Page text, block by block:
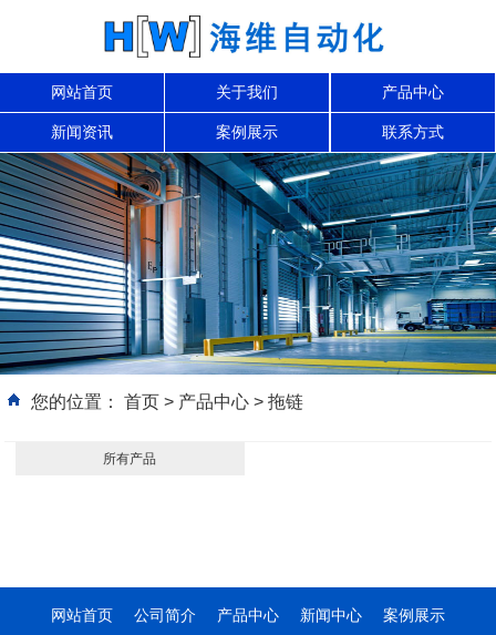
网站首页 关于我们 产品中心
新闻资讯 案例展示 联系方式
您的位置：首页 > 产品中心 >拖链
所有产品
网站首页 公司简介 产品中心 新闻中心
案例展示